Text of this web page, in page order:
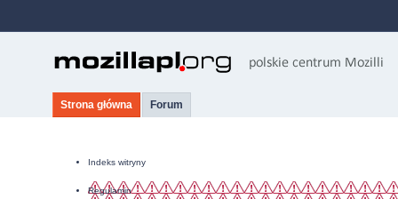
Strona główna Forum
Indeks witryny
Regulamin